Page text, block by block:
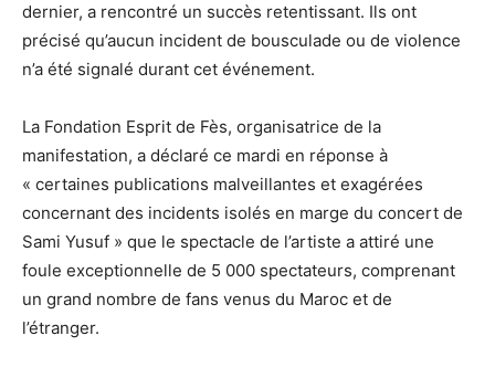
dernier, a rencontré un succès retentissant. Ils ont
précisé qu’aucun incident de bousculade ou de violence
n’a été signalé durant cet événement.
La Fondation Esprit de Fès, organisatrice de la
manifestation, a déclaré ce mardi en réponse à
« certaines publications malveillantes et exagérées
concernant des incidents isolés en marge du concert de
Sami Yusuf » que le spectacle de l’artiste a attiré une
foule exceptionnelle de 5 000 spectateurs, comprenant
un grand nombre de fans venus du Maroc et de
l’étranger.